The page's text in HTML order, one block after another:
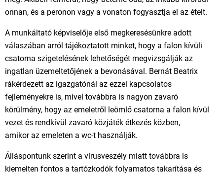
onnan, és a peronon vagy a vonaton fogyasztja el az ételt.
A munkáltató képviselője első megkeresésünkre adott
válaszában arról tájékoztatott minket, hogy a falon kívüli
csatorna szigetelésének lehetőségét megvizsgálják az
ingatlan üzemeltetőjének a bevonásával. Bernát Beatrix
rákérdezett az igazgatónál az ezzel kapcsolatos
fejleményekre is, mivel továbbra is nagyon zavaró
körülmény, hogy az emeletről leömlő csatorna a falon kívül
vezet és rendkívül zavaró közjáték étkezés közben,
amikor az emeleten a wc-t használják.
Álláspontunk szerint a vírusveszély miatt továbbra is
kiemelten fontos a tartózkodók folyamatos takarítása és